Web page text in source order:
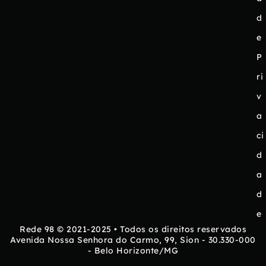
d
e
P
ri
v
a
ci
d
a
d
e
Rede 98 © 2021-2025 • Todos os direitos reservados
Avenida Nossa Senhora do Carmo, 99, Sion - 30.330-000
- Belo Horizonte/MG